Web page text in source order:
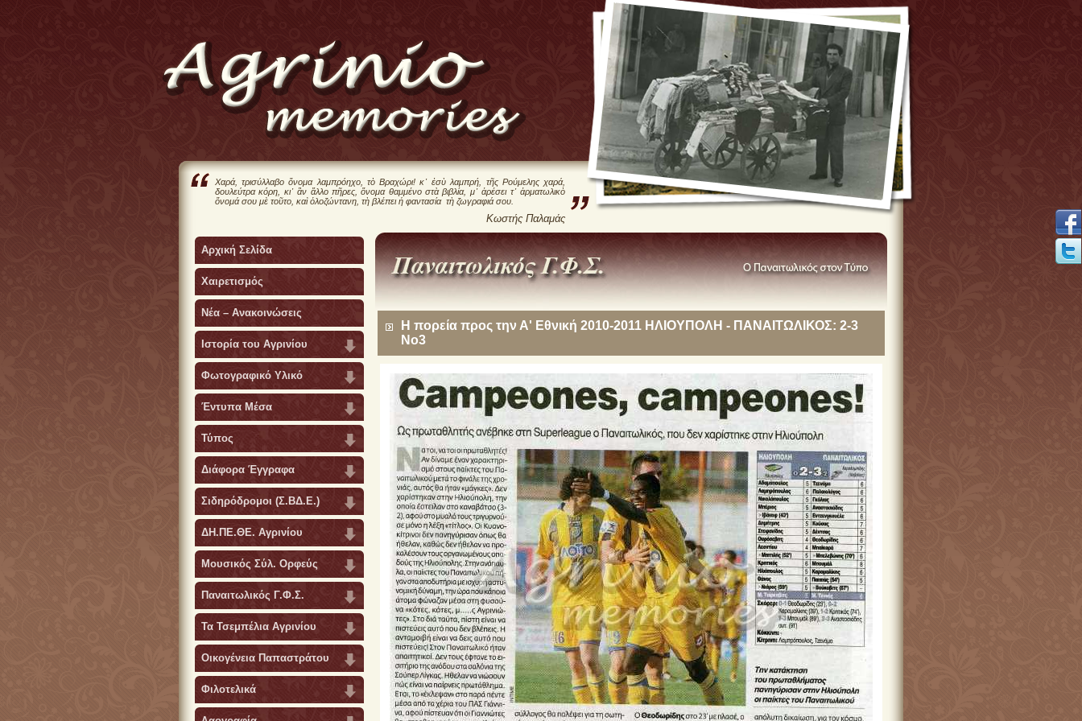
Χαρά, τρισύλλαβο ὄνομα λαμπρόηχο, τὸ Βραχώρι! κ᾿ ἐσὺ λαμπρή, τῆς Ρούμελης χαρά,
δουλεύτρα κόρη, κι᾿ ἂν ἄλλο πῆρες, ὄνομα θαμμένο στὰ βιβλία, μ᾿ ἀρέσει τ᾿ ἀρματωλικὸ
ὄνομά σου μὲ τοῦτο, καὶ ὁλοζώντανη, τὴ βλέπει ἡ φαντασία τὴ ζωγραφιά σου.
Κωστής Παλαμάς
Αρχική Σελίδα
Χαιρετισμός
Νέα – Ανακοινώσεις
Ιστορία του Αγρινίου
Φωτογραφικό Υλικό
Έντυπα Μέσα
Τύπος
Διάφορα Έγγραφα
Σιδηρόδρομοι (Σ.ΒΔ.Ε.)
ΔΗ.ΠΕ.ΘΕ. Αγρινίου
Μουσικός Σύλ. Ορφεύς
Παναιτωλικός Γ.Φ.Σ.
Τα Τσεμπέλια Αγρινίου
Οικογένεια Παπαστράτου
Φιλοτελικά
Η πορεία προς την Α' Εθνική 2010-2011 ΗΛΙΟΥΠΟΛΗ - ΠΑΝΑΙΤΩΛΙΚΟΣ: 2-3
Νο3